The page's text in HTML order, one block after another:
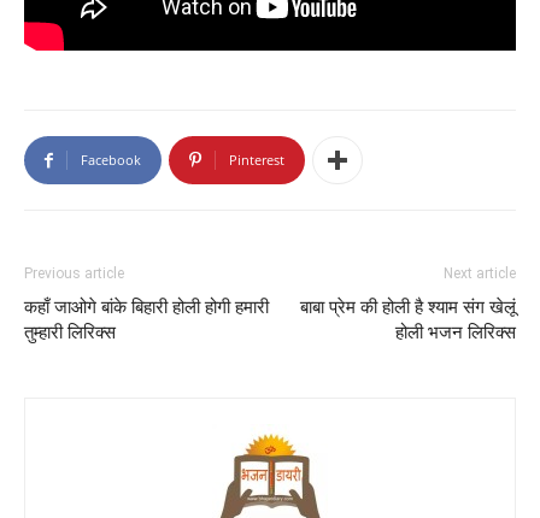
Facebook Pinterest
Previous article
कहाँ जाओगे बांके बिहारी होली होगी हमारी
तुम्हारी लिरिक्स
Next article
बाबा प्रेम की होली है श्याम संग खेलूं
होली भजन लिरिक्स